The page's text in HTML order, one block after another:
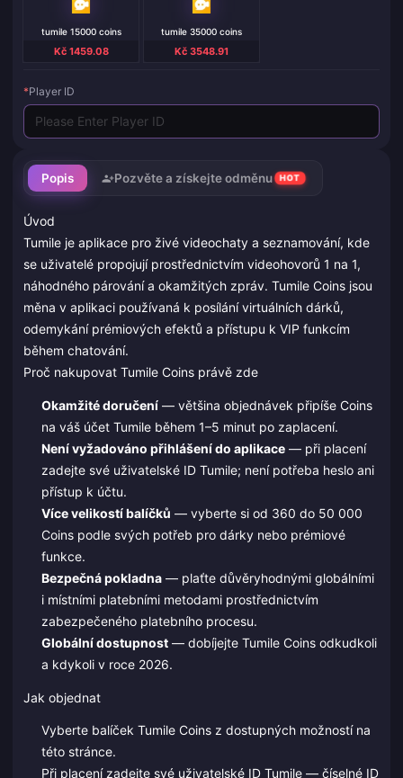
Popis Pozvěte a získejte odměnu HOT
Úvod
Tumile je aplikace pro živé videochaty a seznamování, kde
se uživatelé propojují prostřednictvím videohovorů 1 na 1,
náhodného párování a okamžitých zpráv. Tumile Coins jsou
měna v aplikaci používaná k posílání virtuálních dárků,
odemykání prémiových efektů a přístupu k VIP funkcím
během chatování.
Proč nakupovat Tumile Coins právě zde
Okamžité doručení— většina objednávek připíše Coins
na váš účet Tumile během 1–5 minut po zaplacení.
Není vyžadováno přihlášení do aplikace— při placení
zadejte své uživatelské ID Tumile; není potřeba heslo ani
přístup k účtu.
Více velikostí balíčků — vyberte si od 360 do 50 000
Coins podle svých potřeb pro dárky nebo prémiové
funkce.
Bezpečná pokladna— plaťte důvěryhodnými globálními
i místními platebními metodami prostřednictvím
zabezpečeného platebního procesu.
Globální dostupnost— dobíjejte Tumile Coins odkudkoli
a kdykoli v roce 2026.
Jak objednat
Vyberte balíček Tumile Coins z dostupných možností na
této stránce.
Při placení zadejte své uživatelské ID Tumile — číselné ID
tumile 15000 coins
Kč 1459.08
tumile 35000 coins
Kč 3548.91
*Player ID